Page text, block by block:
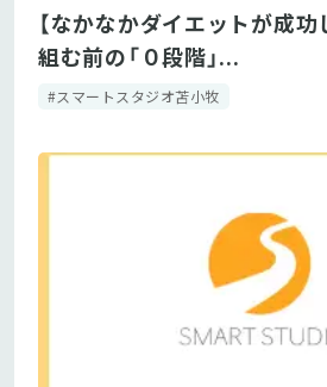
【なかなかダイエットが成
組む前の「０段階」...
#スマートスタジオ苫小牧